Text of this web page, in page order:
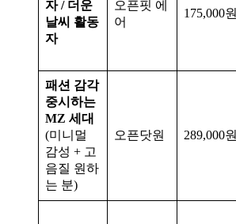
자 / 더운
날씨 활동
자
오픈핏 에
어
175,000원
패션 감각
중시하는
MZ 세대
(미니멀
감성 + 고
음질 원하
는 분)
오픈닷원 289,000원